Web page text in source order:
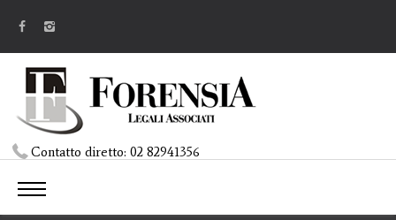
Contatto diretto:02 82941356